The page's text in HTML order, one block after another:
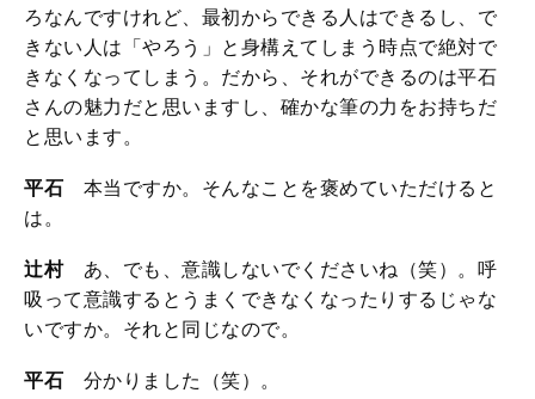
ろなんですけれど、最初からできる人はできるし、で
きない人は「やろう」と身構えてしまう時点で絶対で
きなくなってしまう。だから、それができるのは平石
さんの魅力だと思いますし、確かな筆の力をお持ちだ
と思います。
平石 本当ですか。そんなことを褒めていただけると
は。
辻村あ、でも、意識しないでくださいね（笑）。呼
吸って意識するとうまくできなくなったりするじゃな
いですか。それと同じなので。
平石 分かりました（笑）。